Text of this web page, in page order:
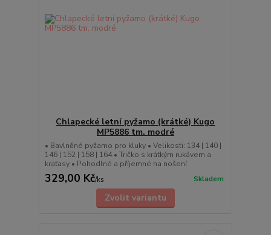
Chlapecké letní pyžamo (krátké) Kugo
MP5886 tm. modré
• Bavlněné pyžamo pro kluky • Velikosti: 134 | 140 |
146 | 152 | 158 | 164 • Tričko s krátkým rukávem a
kraťasy • Pohodlné a příjemné na nošení
329,00 Kč/ks Skladem
Zvolit variantu